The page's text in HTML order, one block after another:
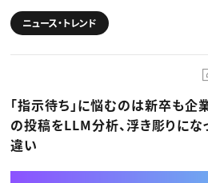
スキルアップしたい！
スキルアップしたい！ トップ
デザイン
マーケティング
ディレクション
業界解説・キャリア事情
お役立ち基礎知識
TOP Creator’s コラム
アプリクリエイター
ゲームクリエイター
映像クリエイター
マーケッター
クリエイターインタビュー
C＆R Magazine
ニュース・トレンド
Web
ニュース・トレンド
「指示待ち」に悩むのは新卒も
の投稿をLLM分析、浮き彫りに
違い